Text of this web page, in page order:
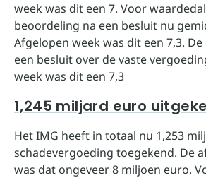
week was dit een 7. Voor
beoordeling na een besluit nu
Afgelopen week was dit een 7,3.
een besluit over de vaste
week was dit een 7,3
1,245 miljard euro
Het IMG heeft in totaal nu 1,253
schadevergoeding toegekend. De
was dat ongeveer 8 miljoen euro.